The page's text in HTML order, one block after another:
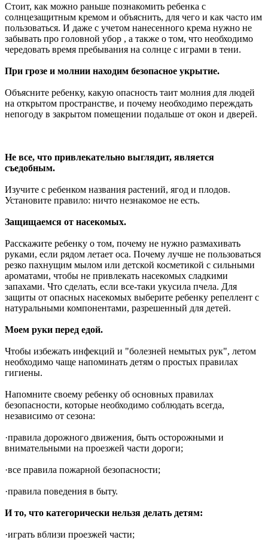
Стоит, как можно раньше познакомить ребенка с
солнцезащитным кремом и объяснить, для чего и как часто им
пользоваться. И даже с учетом нанесенного крема нужно не
забывать про головной убор , а также о том, что необходимо
чередовать время пребывания на солнце с играми в тени.
При грозе и молнии находим безопасное укрытие.
Объясните ребенку, какую опасность таит молния для людей
на открытом пространстве, и почему необходимо переждать
непогоду в закрытом помещении подальше от окон и дверей.
Не все, что привлекательно выглядит, является
съедобным.
Изучите с ребенком названия растений, ягод и плодов.
Установите правило: ничто незнакомое не есть.
Защищаемся от насекомых.
Расскажите ребенку о том, почему не нужно размахивать
руками, если рядом летает оса. Почему лучше не пользоваться
резко пахнущим мылом или детской косметикой с сильными
ароматами, чтобы не привлекать насекомых сладкими
запахами. Что сделать, если все-таки укусила пчела. Для
защиты от опасных насекомых выберите ребенку репеллент с
натуральными компонентами, разрешенный для детей.
Моем руки перед едой.
Чтобы избежать инфекций и "болезней немытых рук", летом
необходимо чаще напоминать детям о простых правилах
гигиены.
Напомните своему ребенку об основных правилах
безопасности, которые необходимо соблюдать всегда,
независимо от сезона:
·правила дорожного движения, быть осторожными и
внимательными на проезжей части дороги;
·все правила пожарной безопасности;
·правила поведения в быту.
И то, что категорически нельзя делать детям:
·играть вблизи проезжей части;